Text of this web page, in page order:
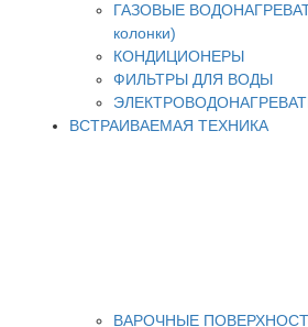
ГАЗОВЫЕ
колонки)
КОНДИЦИОНЕРЫ
ФИЛЬТРЫ ДЛЯ ВОДЫ
ВСТРАИВАЕМАЯ ТЕХНИКА
ВАРОЧНЫЕ